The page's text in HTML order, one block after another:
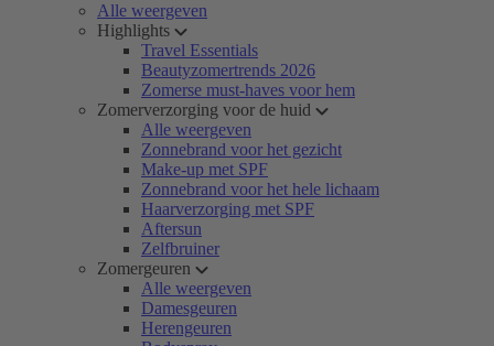
Alle weergeven
Highlights
Travel Essentials
Beautyzomertrends 2026
Zomerse must-haves voor hem
Zomerverzorging voor de huid
Alle weergeven
Zonnebrand voor het gezicht
Make-up met SPF
Zonnebrand voor het hele lichaam
Haarverzorging met SPF
Aftersun
Zelfbruiner
Zomergeuren
Alle weergeven
Damesgeuren
Herengeuren